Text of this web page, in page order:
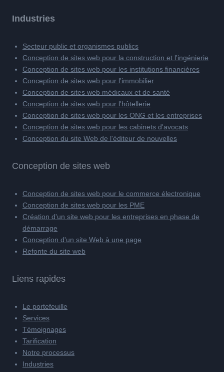
Industries
Secteur public et organismes publics
Conception de sites web pour la construction et l'ingénierie
Conception de sites web pour les institutions financières
Conception de sites web pour l'immobilier
Conception de sites web médicaux et de santé
Conception de sites web pour l'hôtellerie
Conception de sites web pour les ONG et les entreprises
Conception de sites web pour les cabinets d'avocats
Conception du site Web de l'éditeur de nouvelles
Conception de sites web
Conception de sites web pour le commerce électronique
Conception de sites web pour les PME
Création d'un site web pour les entreprises en phase de
démarrage
Conception d'un site Web à une page
Refonte du site web
Liens rapides
Le portefeuille
Services
Témoignages
Tarification
Notre processus
Industries